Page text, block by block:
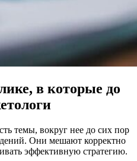
, в которые до
темы, вокруг нее до сих пор
Они мешают корректно
эффективную стратегию.